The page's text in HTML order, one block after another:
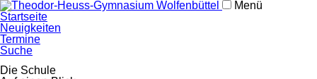
Menü
Navigation
überspringen
Startseite
Neuigkeiten
Termine
Suche
Navigation
Die Schule